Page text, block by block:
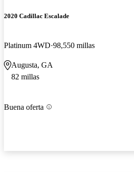
2020 Cadillac Escalade
Platinum 4WD 98,550 millas
Augusta, GA
82 millas
Buena oferta